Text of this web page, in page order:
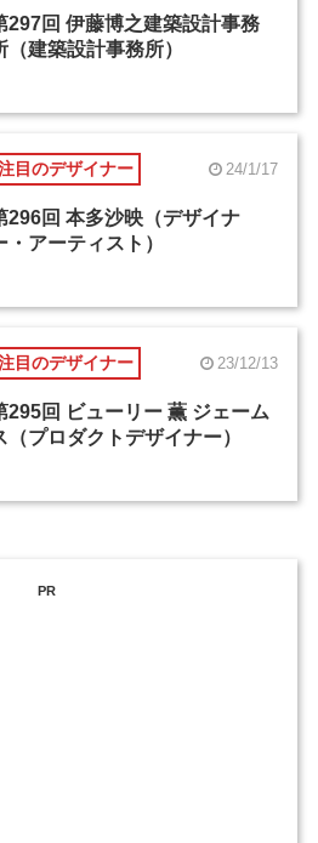
297回 伊藤博之建築設計事務
（建築設計事務所）
目のデザイナー 24/1/17
296回 本多沙映（デザイナ
・アーティスト）
目のデザイナー 23/12/13
295回 ビューリー 薫 ジェーム
（プロダクトデザイナー）
PR